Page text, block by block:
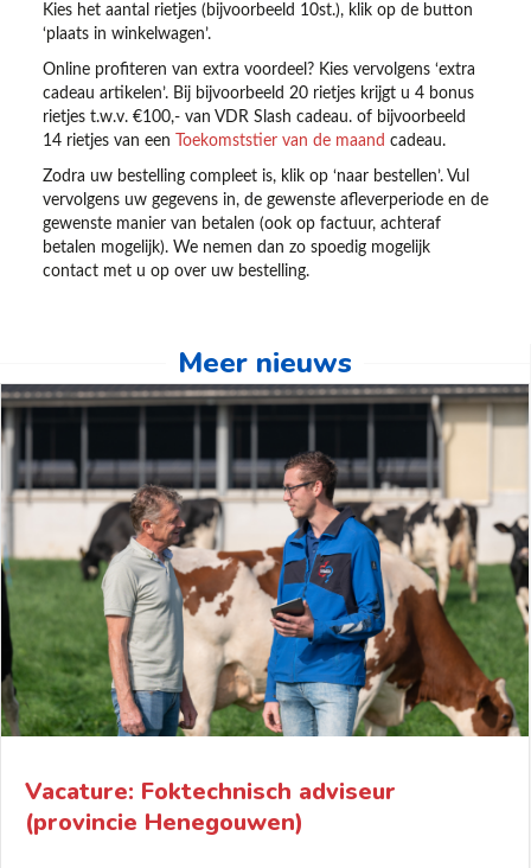
Kies het aantal rietjes (bijvoorbeeld 10st.), klik op de button
‘plaats in winkelwagen’.
Online profiteren van extra voordeel? Kies vervolgens ‘extra
cadeau artikelen’. Bij bijvoorbeeld 20 rietjes krijgt u 4 bonus
rietjes t.w.v. €100,- van VDR Slash cadeau. of bijvoorbeeld
14 rietjes van een
Toekomststier van de maand cadeau.
Zodra uw bestelling compleet is, klik op ‘naar bestellen’. Vul
vervolgens uw gegevens in, de gewenste afleverperiode en de
gewenste manier van betalen (ook op factuur, achteraf
betalen mogelijk). We nemen dan zo spoedig mogelijk
contact met u op over uw bestelling.
Meer nieuws
Vacature: Foktechnisch adviseur
(provincie Henegouwen)